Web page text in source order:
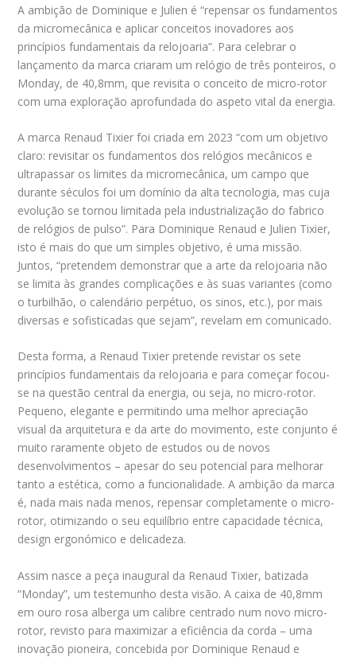
A ambição de Dominique e Julien é “repensar os fundamentos
da micromecânica e aplicar conceitos inovadores aos
princípios fundamentais da relojoaria”. Para celebrar o
lançamento da marca criaram um relógio de três ponteiros, o
Monday, de 40,8mm, que revisita o conceito de micro-rotor
com uma exploração aprofundada do aspeto vital da energia.
A marca Renaud Tixier foi criada em 2023 “com um objetivo
claro: revisitar os fundamentos dos relógios mecânicos e
ultrapassar os limites da micromecânica, um campo que
durante séculos foi um domínio da alta tecnologia, mas cuja
evolução se tornou limitada pela industrialização do fabrico
de relógios de pulso”. Para Dominique Renaud e Julien Tixier,
isto é mais do que um simples objetivo, é uma missão.
Juntos, “pretendem demonstrar que a arte da relojoaria não
se limita às grandes complicações e às suas variantes (como
o turbilhão, o calendário perpétuo, os sinos, etc.), por mais
diversas e sofisticadas que sejam”, revelam em comunicado.
Desta forma, a Renaud Tixier pretende revistar os sete
princípios fundamentais da relojoaria e para começar focou-
se na questão central da energia, ou seja, no micro-rotor.
Pequeno, elegante e permitindo uma melhor apreciação
visual da arquitetura e da arte do movimento, este conjunto é
muito raramente objeto de estudos ou de novos
desenvolvimentos – apesar do seu potencial para melhorar
tanto a estética, como a funcionalidade. A ambição da marca
é, nada mais nada menos, repensar completamente o micro-
rotor, otimizando o seu equilíbrio entre capacidade técnica,
design ergonómico e delicadeza.
Assim nasce a peça inaugural da Renaud Tixier, batizada
“Monday”, um testemunho desta visão. A caixa de 40,8mm
em ouro rosa alberga um calibre centrado num novo micro-
rotor, revisto para maximizar a eficiência da corda – uma
inovação pioneira, concebida por Dominique Renaud e